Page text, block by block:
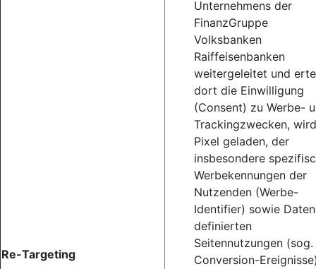
Re-Targeting
Unternehmens der
FinanzGruppe
Volksbanken
Raiffeisenbanken
weitergeleitet und
dort die Einwilligung
(Consent) zu Werbe-
Trackingzwecken,
Pixel geladen, der
insbesondere
Werbekennungen der
Nutzenden (Werbe-
Identifier) sowie
definierten
Seitennutzungen (sog.
Conversion-